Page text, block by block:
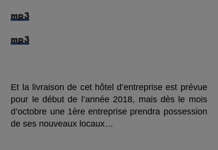
mp3
mp3
Et la livraison de cet hôtel d’entreprise est prévue
pour le début de l’année 2018, mais dès le mois
d’octobre une 1ère entreprise prendra possession
de ses nouveaux locaux…